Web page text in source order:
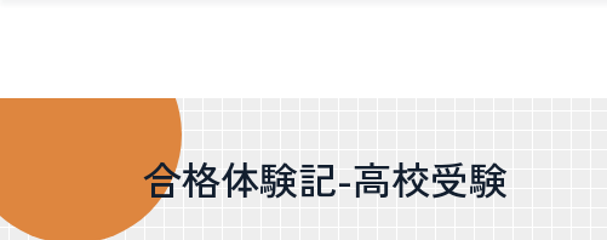
合格体験記-高校受験